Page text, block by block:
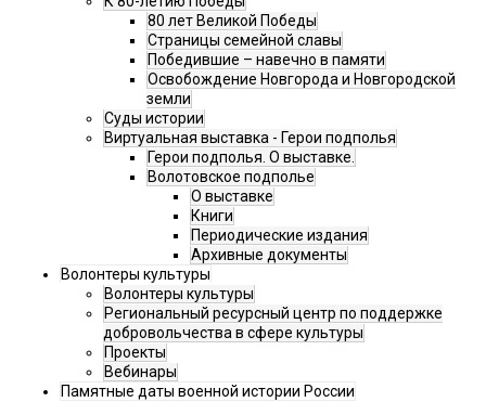
80 лет Великой Победы
Страницы семейной славы
Победившие – навечно в памяти
Освобождение Новгорода и Новгородской
земли
Суды истории
Виртуальная выставка - Герои подполья
Герои подполья. О выставке.
Волотовское подполье
О выставке
Книги
Периодические издания
Архивные документы
Волонтеры культуры
Волонтеры культуры
Региональный ресурсный центр по поддержке
добровольчества в сфере культуры
Проекты
Вебинары
Памятные даты военной истории России